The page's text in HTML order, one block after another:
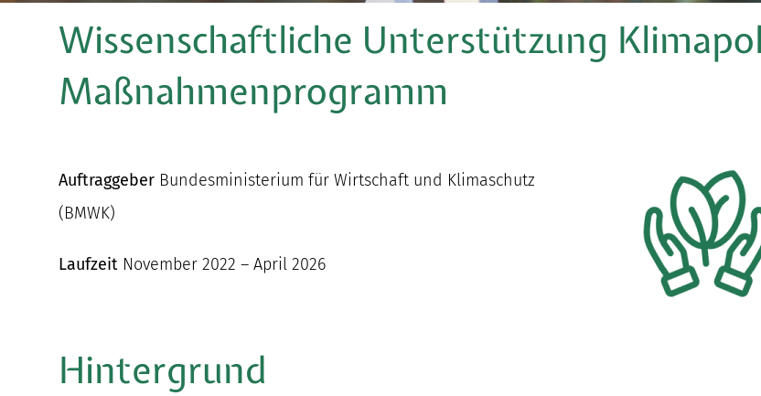
Wissenschaftliche Unterstützung
Maßnahmenprogramm
Auftraggeber Bundesministerium für Wirtschaft und Klimaschutz
(BMWK)
Laufzeit November 2022 – April 2026
Hintergrund